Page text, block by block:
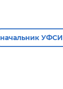
начальник